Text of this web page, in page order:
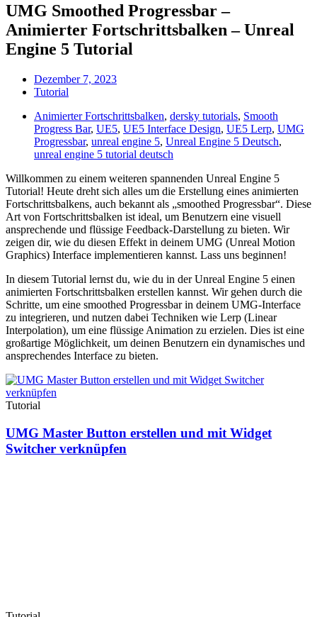
UMG Smoothed Progressbar –
Animierter Fortschrittsbalken – Unreal
Engine 5 Tutorial
Dezember 7, 2023
Tutorial
Animierter Fortschrittsbalken, dersky tutorials, Smooth
Progress Bar, UE5, UE5 Interface Design, UE5 Lerp, UMG
Progressbar, unreal engine 5, Unreal Engine 5 Deutsch,
unreal engine 5 tutorial deutsch
Willkommen zu einem weiteren spannenden Unreal Engine 5
Tutorial! Heute dreht sich alles um die Erstellung eines animierten
Fortschrittsbalkens, auch bekannt als „smoothed Progressbar“. Diese
Art von Fortschrittsbalken ist ideal, um Benutzern eine visuell
ansprechende und flüssige Feedback-Darstellung zu bieten. Wir
zeigen dir, wie du diesen Effekt in deinem UMG (Unreal Motion
Graphics) Interface implementieren kannst. Lass uns beginnen!
In diesem Tutorial lernst du, wie du in der Unreal Engine 5 einen
animierten Fortschrittsbalken erstellen kannst. Wir gehen durch die
Schritte, um eine smoothed Progressbar in deinem UMG-Interface
zu integrieren, und nutzen dabei Techniken wie Lerp (Linear
Interpolation), um eine flüssige Animation zu erzielen. Dies ist eine
großartige Möglichkeit, um deinen Benutzern ein dynamisches und
ansprechendes Interface zu bieten.
Tutorial
UMG Master Button erstellen und mit Widget
Switcher verknüpfen